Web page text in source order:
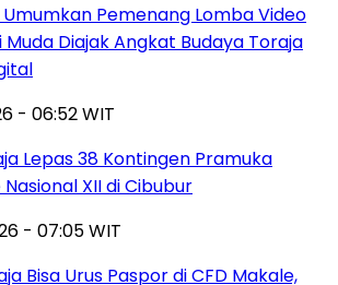
Umumkan Pemenang Lomba Video
Muda Diajak Angkat Budaya Toraja
- 06:52 WIT
Lepas 38 Kontingen Pramuka
XII di Cibubur
- 07:05 WIT
Bisa Urus Paspor di CFD Makale,